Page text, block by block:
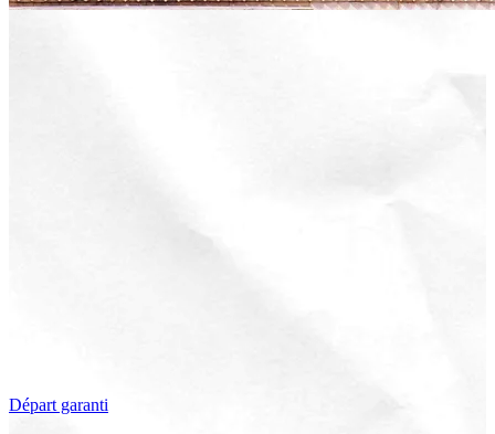
Départ garanti